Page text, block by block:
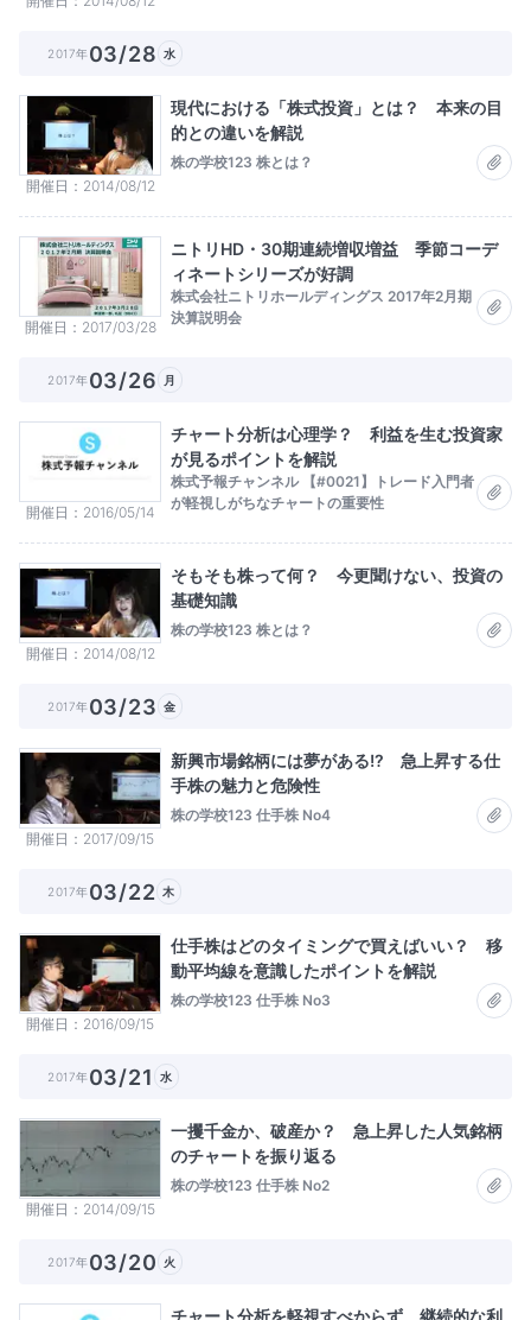
2017年03/28 水
開催日 2014/08/12
現代における「株式投資」とは？ 本来の目
的との違いを解説
株の学校123 株とは？
開催日 2017/03/28
ニトリHD・30期連続増収増益 季節コーデ
ィネートシリーズが好調
株式会社ニトリホールディングス 2017年2月期
決算説明会
2017年03/26 月
開催日 2016/05/14
チャート分析は心理学？ 利益を生む投資家
が見るポイントを解説
株式予報チャンネル 【#0021】トレード入門者
が軽視しがちなチャートの重要性
開催日 2014/08/12
そもそも株って何？ 今更聞けない、投資の
基礎知識
株の学校123 株とは？
2017年03/23 金
開催日 2017/09/15
新興市場銘柄には夢がある!? 急上昇する仕
手株の魅力と危険性
株の学校123 仕手株 No4
2017年03/22 木
開催日 2016/09/15
仕手株はどのタイミングで買えばいい？ 移
動平均線を意識したポイントを解説
株の学校123 仕手株 No3
2017年03/21 水
開催日 2014/09/15
一攫千金か、破産か？ 急上昇した人気銘柄
のチャートを振り返る
株の学校123 仕手株 No2
2017年03/20 火
チャート分析を軽視すべからず 継続的な利